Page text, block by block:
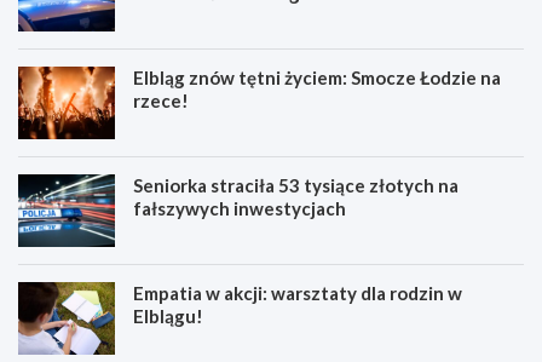
Elbląg znów tętni życiem: Smocze Łodzie na
rzece!
Seniorka straciła 53 tysiące złotych na
fałszywych inwestycjach
Empatia w akcji: warsztaty dla rodzin w
Elblągu!
Z
E